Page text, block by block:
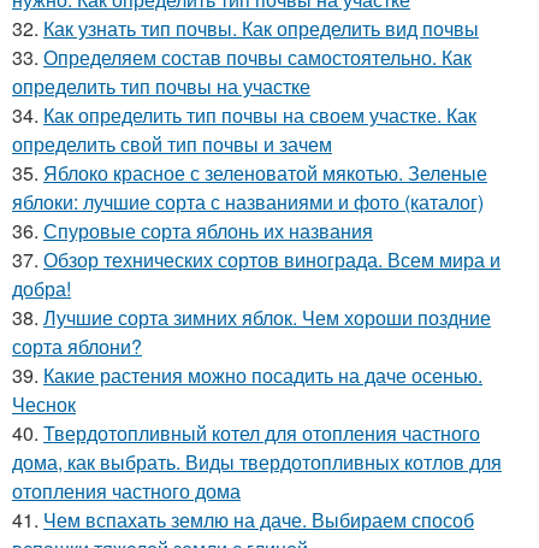
32. Как узнать тип почвы. Как определить вид почвы
33. Определяем состав почвы самостоятельно. Как
определить тип почвы на участке
34. Как определить тип почвы на своем участке. Как
определить свой тип почвы и зачем
35. Яблоко красное с зеленоватой мякотью. Зеленые
яблоки: лучшие сорта с названиями и фото (каталог)
36. Спуровые сорта яблонь их названия
37. Обзор технических сортов винограда. Всем мира и
добра!
38. Лучшие сорта зимних яблок. Чем хороши поздние
сорта яблони?
39. Какие растения можно посадить на даче осенью.
Чеснок
40. Твердотопливный котел для отопления частного
дома, как выбрать. Виды твердотопливных котлов для
отопления частного дома
41. Чем вспахать землю на даче. Выбираем способ